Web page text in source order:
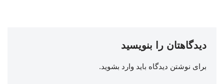
دیدگاهتان را بنویسید
برای نوشتن دیدگاه باید وارد بشوید.